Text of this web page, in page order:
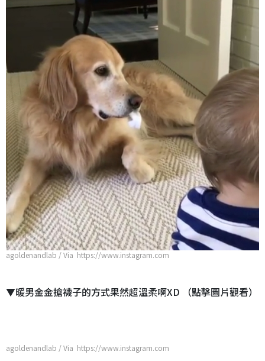
agoldenandlab / Via https://www.instagram.com
▼暖男金金搶襪子的方式果然超溫柔啊XD （點擊圖片觀看）
agoldenandlab / Via https://www.instagram.com